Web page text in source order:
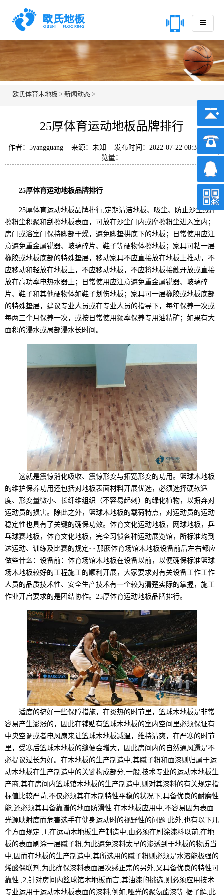
欧氏体育木地板 > 新闻动态 >
25厚体育运动地板品牌排行
作者：5yangguang 来源：未知 发布时间：2022-07-22 08:30 浏
览量：
25厚体育运动地板品牌排行
25厚体育运动地板品牌排行,定期清洁地板、吸尘、防止沙尘或摩
擦粉尘积聚和刮擦地板表面，可放在沙尘门内或摩擦粉尘进入室内；
房门或浴室门保持脚部干燥，避免脚垫拱底下的地板；日常使用应注
意避免重金属锐器、玻璃碎片、鞋子等硬物体擦地板；家具可粘一层
橡胶或地板底部的特殊垫层，移动家具不应直接放在地板上推动，不
应移动和轻放在地板上，不应移动地板，不应将地板接触开放或直接
放在高功率电热水器上；日常使用应注意避免重金属锐器、玻璃碎
片、鞋子和其他硬物体如鞋子划伤地板；家具可一层橡胶或地板底部
的特殊垫层，建议专业人员或在专业人员的指导下，每年保养一次或
每两三个月保养一次，或按日常使用频率保养专用油精矿；如果有大
面积的浸水或局部浸水长时间。
这就是震惊消化吸收、震惊形变与拓宽形变的功用。篮球木地板
的维护保养功用还包括对地板表面材料开展优选，必须选择硬软适
度、形变量微小、长纤维组织（不容易起刺）的绿化植物，以摒弃对
运动员的损害。除此之外，篮球木地板的载荷特点，对运动员的运动
稳定性也具有了关键的确保功效。体育文化运动地板，网球地板，乒
乓球赛地板，体育文化地板，完全习惯各种运动展览馆，所标准均到
达运动、训练及比赛的规定~~那麼体育场馆木地板设备前后左右都应
做些什么：设备前：体育场馆木地板在设备以前，以便确保标准篮球
场木地板较好的工程施工的顺利开展，大家要求对有关设备工作工作
人员的品质技术性、安全生产技术有一个较为清楚实际的掌握，施工
作业开启要求的是团结协作。25厚体育运动地板品牌排行。
适度的搞好一些保障措施，在炎热的时节里，篮球木地板是非常
容易产生澎涨的，因此在铺贴有篮球木地板的室内空间里必须保证有
中央空调或者电风扇来让篮球木地板减温，维持清爽，在严寒的时节
里，受寒后篮球木地板的缝便会增大，因此房间内的自然通风還是不
必提议过长为好。在木地板的生产制造中,其腻子粉和面漆则归属于运
动木地板在生产制造中的关键构成部分,一般,技术专业的运动木地板生
产商,其在房间内篮球馆木地板的生产制造中,则对其漆料的有关规定指
标值比较严苛,不仅必须其在木制特性平稳的状况下,具备优良的耐磨性
能,还必须其具备靠谱的地面防滑性.在木地板应用中,不容易因为表面
光源映射度而危害选手在健身运动时的视野性的问题.此外,也有以下几
个方面规定:,1,在运动木地板生产制造中,由必须在刷涂漆料以前,在地
板的表面刷涂一层腻子粉,为此避免漆料太早的渗透到于地板的物质当
中,因而在地板的生产制造中,其所选用的腻子粉则必须是水溶能极强的
烯酸偶联剂,为此确保漆料表面层次感正宗的另外,又具备优良的特性可
靠性.,2,针对房间内篮球馆木地板而言,其油漆的挑选,则必须应用技术
专业运用于运动木地板表面的漆料,例如;哑光的聚氨酯漆等.据了解,此